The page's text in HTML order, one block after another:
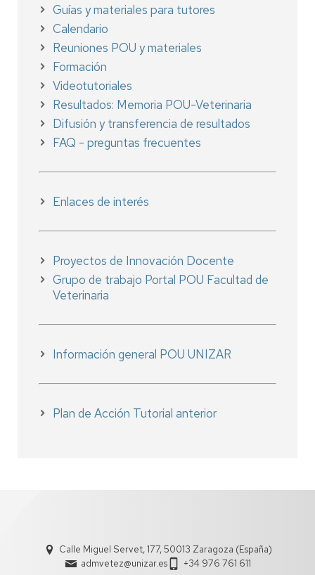
Guías y materiales para tutores
Calendario
Reuniones POU y materiales
Formación
Videotutoriales
Resultados: Memoria POU-Veterinaria
Difusión y transferencia de resultados
FAQ - preguntas frecuentes
Enlaces de interés
Proyectos de Innovación Docente
Grupo de trabajo Portal POU Facultad de
Veterinaria
Información general POU UNIZAR
Plan de Acción Tutorial anterior
Calle Miguel Servet, 177, 50013 Zaragoza (España)
admvetez@unizar.es
+34 976 761 611